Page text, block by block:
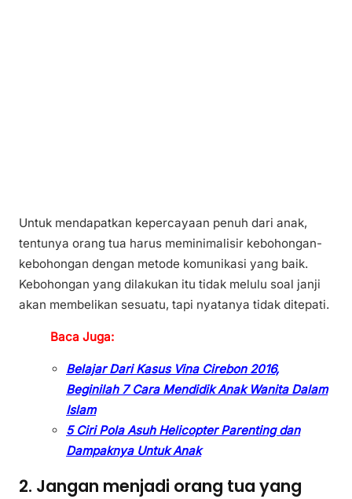
Untuk mendapatkan kepercayaan penuh dari anak,
tentunya orang tua harus meminimalisir kebohongan-
kebohongan dengan metode komunikasi yang baik.
Kebohongan yang dilakukan itu tidak melulu soal janji
akan membelikan sesuatu, tapi nyatanya tidak ditepati.
Baca Juga:
Belajar Dari Kasus Vina Cirebon 2016,
Beginilah 7 Cara Mendidik Anak Wanita Dalam
Islam
5 Ciri Pola Asuh Helicopter Parenting dan
Dampaknya Untuk Anak
2. Jangan menjadi orang tua yang